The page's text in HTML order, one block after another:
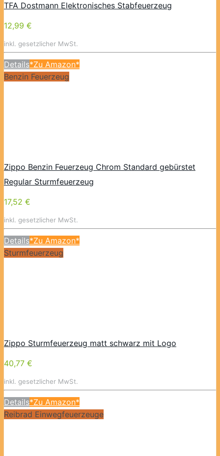
TFA Dostmann Elektronisches Stabfeuerzeug
12,99 €
inkl. gesetzlicher MwSt.
Details*Zu Amazon*
Benzin Feuerzeug
Zippo Benzin Feuerzeug Chrom Standard gebürstet
Regular Sturmfeuerzeug
17,52 €
inkl. gesetzlicher MwSt.
Details*Zu Amazon*
Sturmfeuerzeug
Zippo Sturmfeuerzeug matt schwarz mit Logo
40,77 €
inkl. gesetzlicher MwSt.
Details*Zu Amazon*
Reibrad Einwegfeuerzeuge